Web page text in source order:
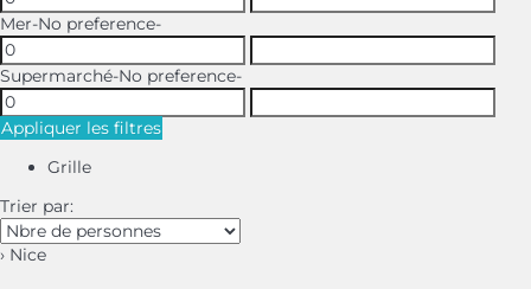
Mer-No preference-
Supermarché-No preference-
Appliquer les filtres
Grille
Trier par:
› Nice